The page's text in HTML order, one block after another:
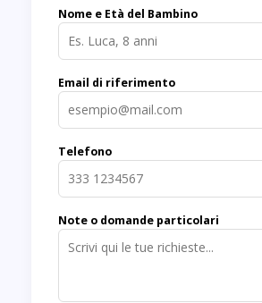
Nome e Età del Bambino
Email di riferimento
Telefono
Note o domande particolari